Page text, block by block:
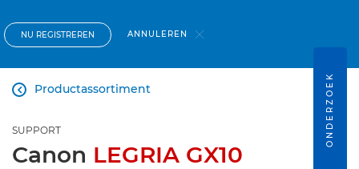
NU REGISTREREN ANNULEREN
Productassortiment

SUPPORT
Canon LEGRIA GX10
ONDERZOEK